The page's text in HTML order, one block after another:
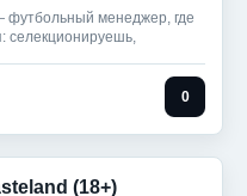
футбольный менеджер, где
селекционируешь,
0
(18+)